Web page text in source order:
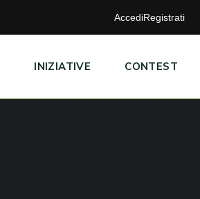
AccediRegistrati
INIZIATIVE CONTEST